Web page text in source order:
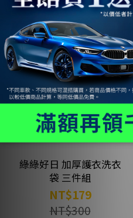
新品特惠
綠綠好日 加厚護衣洗衣
袋 三件組
NT$179
NT$300